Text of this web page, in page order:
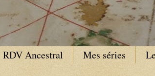
RDV Ancestral Mes séries